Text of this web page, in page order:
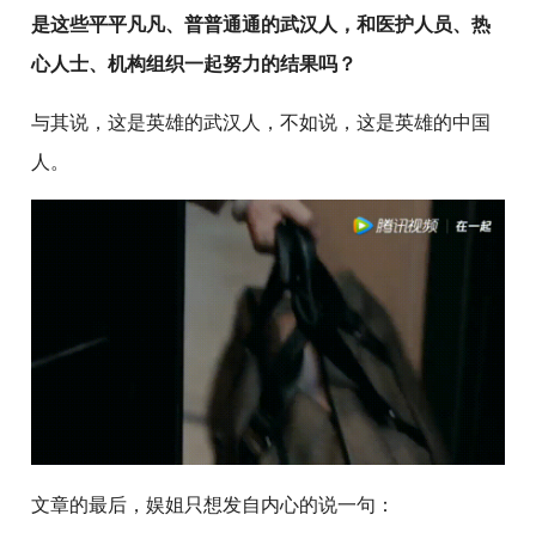
是这些平平凡凡、普普通通的武汉人，和医护人员、热
心人士、机构组织一起努力的结果吗？
与其说，这是英雄的武汉人，不如说，这是英雄的中国
人。
文章的最后，娱姐只想发自内心的说一句：